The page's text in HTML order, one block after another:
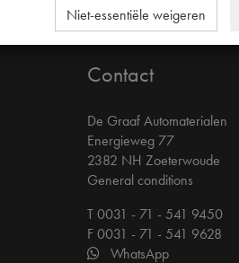
Contact
De Graaf Automaterialen
Energieweg 77
2382 NH Zoeterwoude
General conditions
T 0031 - 71 - 541 9450
F 0031 - 71 - 541 9628
WhatsApp
Niet-essentiële weigeren